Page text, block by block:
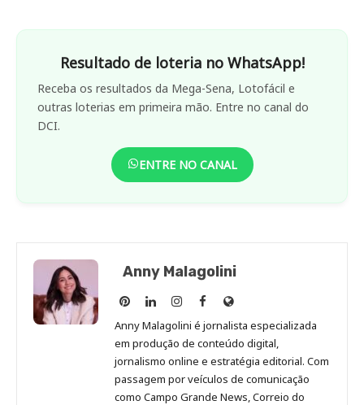
Resultado de loteria no WhatsApp!
Receba os resultados da Mega-Sena, Lotofácil e
outras loterias em primeira mão. Entre no canal do
DCI.
ENTRE NO CANAL
Anny Malagolini
Anny
Malagolini
no
Pinterest
Anny
Malagolini
no
LinkedIn
Anny
Malagolini
no
Instagram
Anny
Malagolini
no
Facebook
Site
de
Anny
Malagolini
Anny Malagolini é jornalista especializada
em produção de conteúdo digital,
jornalismo online e estratégia editorial. Com
passagem por veículos de comunicação
como Campo Grande News, Correio do